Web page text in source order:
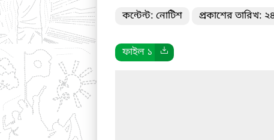
কন্টেন্ট: নোটিশ প্রকাশের তারিখ:
ফাইল ১